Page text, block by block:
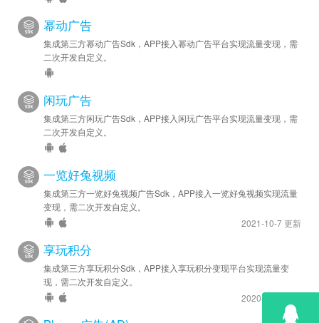
幂动广告
集成第三方幂动广告Sdk，APP接入幂动广告平台实现流量变现，需
二次开发自定义。
闲玩广告
集成第三方闲玩广告Sdk，APP接入闲玩广告平台实现流量变现，需
二次开发自定义。
一览好兔视频
集成第三方一览好兔视频广告Sdk，APP接入一览好兔视频实现流量
变现，需二次开发自定义。
2021-10-7 更新
享玩积分
集成第三方享玩积分Sdk，APP接入享玩积分变现平台实现流量变
现，需二次开发自定义。
2020-8-20 更新